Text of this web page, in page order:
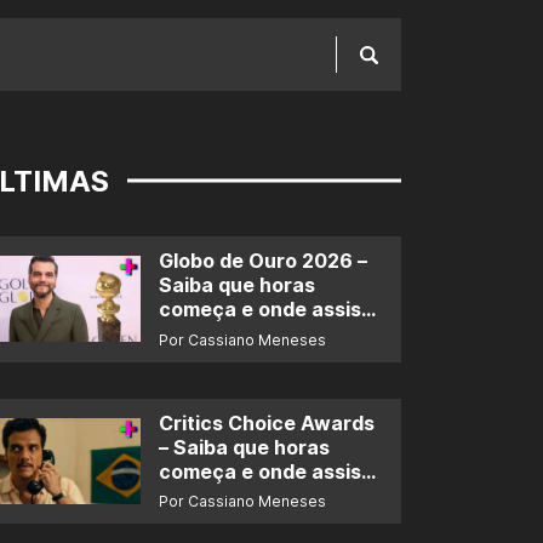
Globo de Ouro 2026 –
Saiba que horas
começa e onde assistir
ao prêmio
Por Cassiano Meneses
Critics Choice Awards
– Saiba que horas
começa e onde assistir
ao prêmio
Por Cassiano Meneses